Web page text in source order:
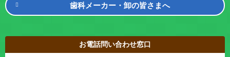
歯科メーカー・卸の皆さまへ
お電話問い合わせ窓口